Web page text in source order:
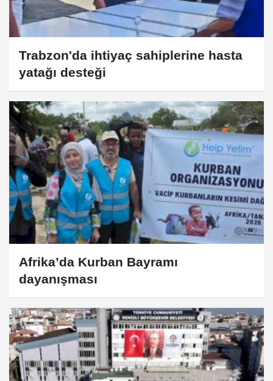
Trabzon'da ihtiyaç sahiplerine hasta
yatağı desteği
Afrika’da Kurban Bayramı
dayanışması